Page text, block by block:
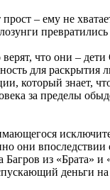
– ему не
что они –
для
который знает,
за пределы
они
Багров из
деньги на